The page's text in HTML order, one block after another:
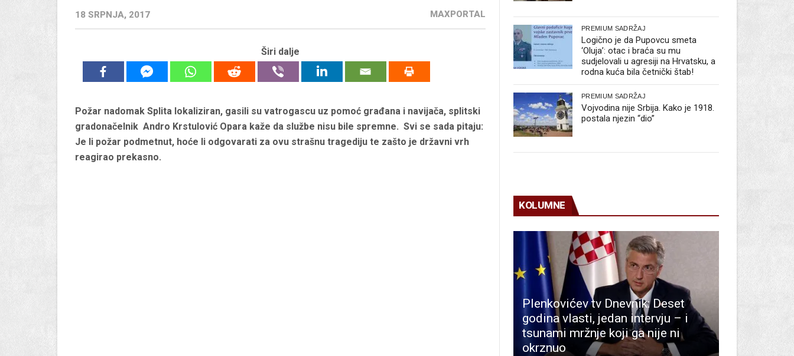
18 SRPNJA, 2017 MAXPORTAL
Širi dalje
Požar nadomak Splita lokaliziran, gasili su vatrogascu uz pomoć građana i navijača, splitski
gradonačelnik Andro Krstulović Opara kaže da službe nisu bile spremne. Svi se sada pitaju:
Je li požar podmetnut, hoće li odgovarati za ovu strašnu tragediju te zašto je državni vrh
reagirao prekasno.
PREMIUM SADRŽAJ
Logično je da Pupovcu smeta
‘Oluja’: otac i braća su mu
sudjelovali u agresiji na Hrvatsku, a
rodna kuća bila četnički štab!
PREMIUM SADRŽAJ
Vojvodina nije Srbija. Kako je 1918.
postala njezin “dio”
KOLUMNE
Plenkovićev tv Dnevnik: Deset
godina vlasti, jedan intervju – i
tsunami mržnje koji ga nije ni
okrznuo